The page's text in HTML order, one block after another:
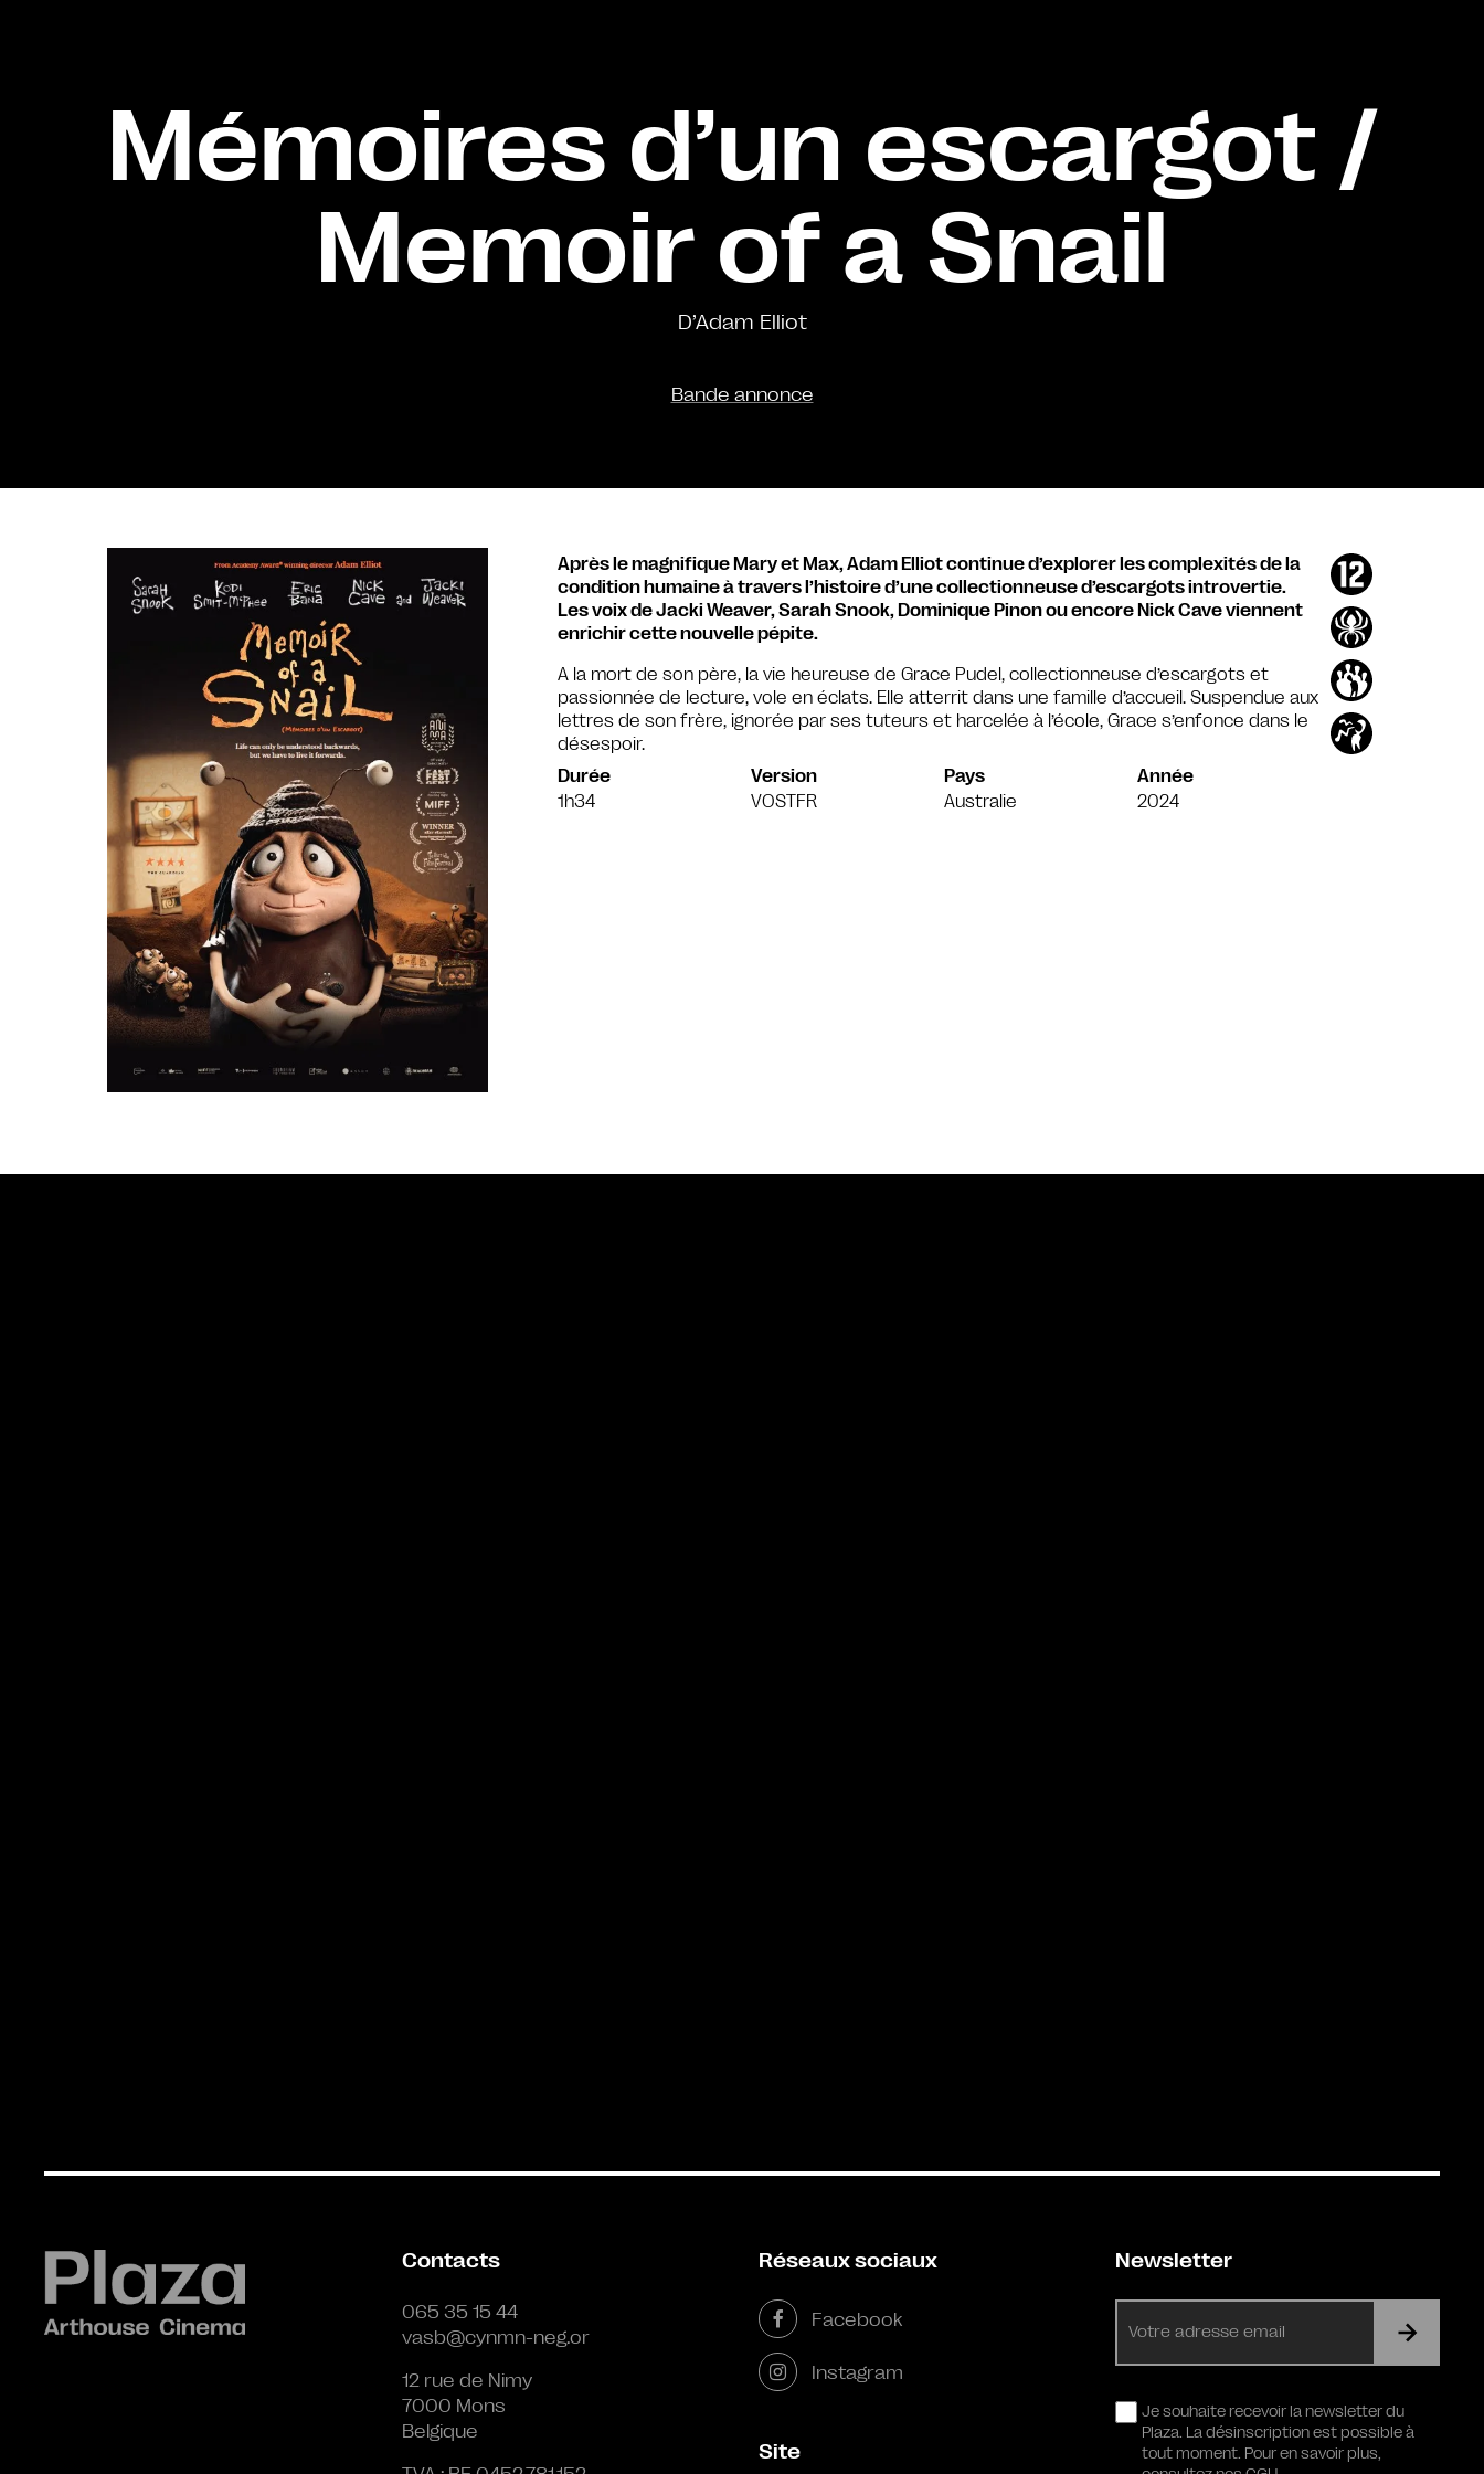
Mémoires d’un escargot /
Memoir of a Snail
D’Adam Elliot
Bande annonce
Après le magnifique Mary et Max, Adam Elliot continue d’explorer les complexités de la
condition humaine à travers l’histoire d’une collectionneuse d’escargots introvertie.
Les voix de Jacki Weaver, Sarah Snook, Dominique Pinon ou encore Nick Cave viennent
enrichir cette nouvelle pépite.
A la mort de son père, la vie heureuse de Grace Pudel, collectionneuse d’escargots et
passionnée de lecture, vole en éclats. Elle atterrit dans une famille d’accueil. Suspendue aux
lettres de son frère, ignorée par ses tuteurs et harcelée à l’école, Grace s’enfonce dans le
désespoir.
Durée
1h34
Version
VOSTFR
Pays
Australie
Année
2024
Contacts
065 35 15 44
vasb@cynmn-neg.or
12 rue de Nimy
7000 Mons
Belgique
Réseaux sociaux
Facebook
Instagram
Site
Newsletter
mail
RGPDJe souhaite recevoir la newsletter du
Plaza. La désinscription est possible à
tout moment. Pour en savoir plus,